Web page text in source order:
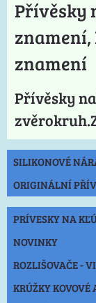
Přívěsky
znamení,
znamení
Přívěsky
SILIKONOVÉ
ORIGINÁLNÍ
PRÍVESKY NA
NOVINKY
ROZLIŠOVAČE -
KRÚŽKY KOVOVÉ